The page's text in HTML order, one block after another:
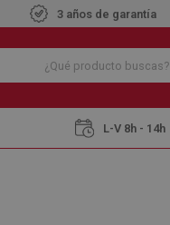
3 años de garantía
L-V 8h - 14h